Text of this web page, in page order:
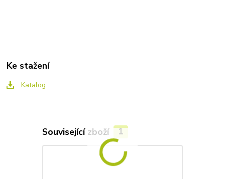
Ke stažení
Katalog
Související zboží 1